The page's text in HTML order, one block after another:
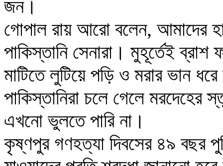
জন।
গোপাল রায় আরো বলেন, আমাদের
পাকিস্তানি সেনারা। মুহূর্তেই
মাটিতে লুটিয়ে পড়ি ও মরার ভান
পাকিস্তানিরা চলে গেলে মরদেহের
এখনো ভুলতে পারি না।
কৃষ্ণপুর গণহত্যা দিবসের ৪৯ বছর